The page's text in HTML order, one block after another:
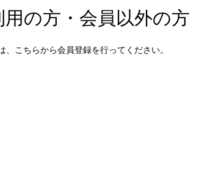
の方・会員以外の方
、こちらから会員登録を行ってください。